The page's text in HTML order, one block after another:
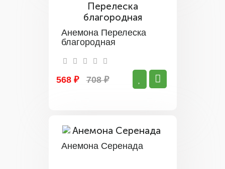
Анемона Перелеска
благородная
568 ₽ 708 ₽
Анемона Серенада